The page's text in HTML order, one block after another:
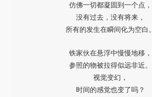
仿佛一切都凝固到一个点，
没有过去，没有将来，
所有的发生在瞬间化为空白。
铁家伙在悬浮中慢慢地移，
参照的物被拉得似远非近。
视觉变幻，
时间的感觉也变了吗？